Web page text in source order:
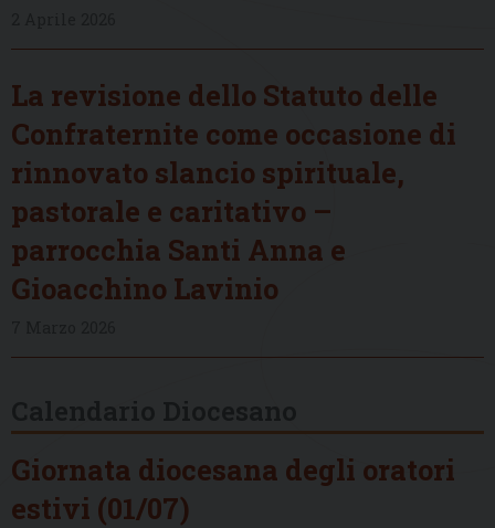
La revisione dello Statuto delle
Confraternite come occasione di
rinnovato slancio spirituale,
pastorale e caritativo –
parrocchia Santi Anna e
Gioacchino Lavinio
Giornata diocesana degli oratori
estivi (01/07)